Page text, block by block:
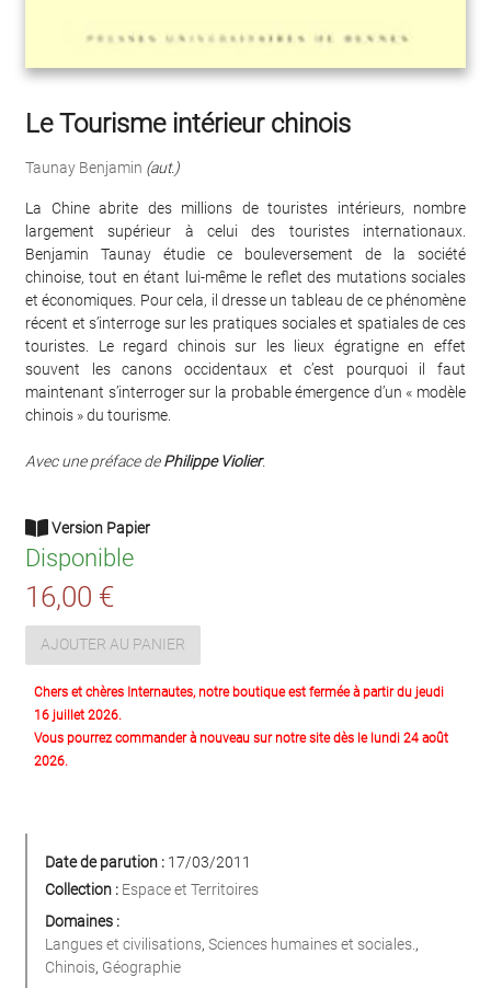
Le Tourisme intérieur chinois
Taunay Benjamin (aut.)
La Chine abrite des millions de touristes intérieurs, nombre
largement supérieur à celui des touristes internationaux.
Benjamin Taunay étudie ce bouleversement de la société
chinoise, tout en étant lui-même le reflet des mutations sociales
et économiques. Pour cela, il dresse un tableau de ce phénomène
récent et s’interroge sur les pratiques sociales et spatiales de ces
touristes. Le regard chinois sur les lieux égratigne en effet
souvent les canons occidentaux et c’est pourquoi il faut
maintenant s’interroger sur la probable émergence d’un « modèle
chinois » du tourisme.
Avec une préface dePhilippe Violier.
Version Papier
Disponible
16,00 €
AJOUTER AU PANIER
Chers et chères Internautes, notre boutique est fermée à partir du jeudi
16 juillet 2026.
Vous pourrez commander à nouveau sur notre site dès le lundi 24 août
2026.
Date de parution : 17/03/2011
Collection : Espace et Territoires
Domaines :
Langues et civilisations, Sciences humaines et sociales. ,
Chinois, Géographie